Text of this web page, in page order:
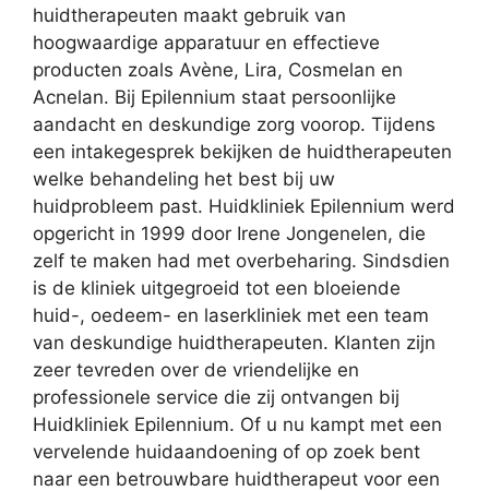
huidtherapeuten maakt gebruik van
hoogwaardige apparatuur en effectieve
producten zoals Avène, Lira, Cosmelan en
Acnelan. Bij Epilennium staat persoonlijke
aandacht en deskundige zorg voorop. Tijdens
een intakegesprek bekijken de huidtherapeuten
welke behandeling het best bij uw
huidprobleem past. Huidkliniek Epilennium werd
opgericht in 1999 door Irene Jongenelen, die
zelf te maken had met overbeharing. Sindsdien
is de kliniek uitgegroeid tot een bloeiende
huid-, oedeem- en laserkliniek met een team
van deskundige huidtherapeuten. Klanten zijn
zeer tevreden over de vriendelijke en
professionele service die zij ontvangen bij
Huidkliniek Epilennium. Of u nu kampt met een
vervelende huidaandoening of op zoek bent
naar een betrouwbare huidtherapeut voor een